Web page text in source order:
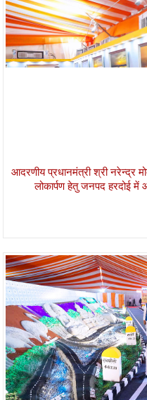
आदरणीय प्रधानमंत्री श्री नरेन्द्र
लोकार्पण हेतु जनपद हरदोई में